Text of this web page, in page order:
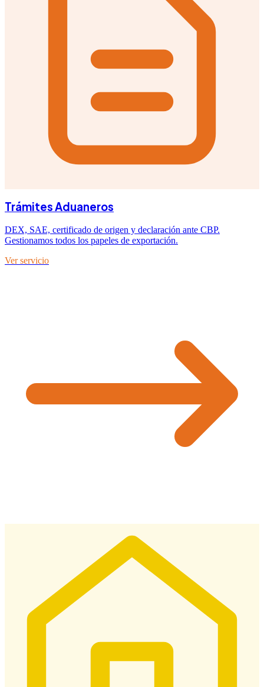
Trámites Aduaneros
DEX, SAE, certificado de origen y declaración ante CBP.
Gestionamos todos los papeles de exportación.
Ver servicio